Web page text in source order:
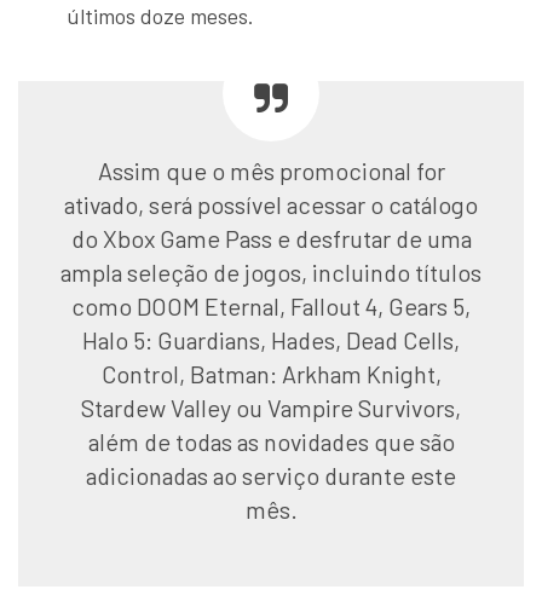
últimos doze meses.
Assim que o mês promocional for
ativado, será possível acessar o catálogo
do Xbox Game Pass e desfrutar de uma
ampla seleção de jogos, incluindo títulos
como DOOM Eternal, Fallout 4, Gears 5,
Halo 5: Guardians, Hades, Dead Cells,
Control, Batman: Arkham Knight,
Stardew Valley ou Vampire Survivors,
além de todas as novidades que são
adicionadas ao serviço durante este
mês.